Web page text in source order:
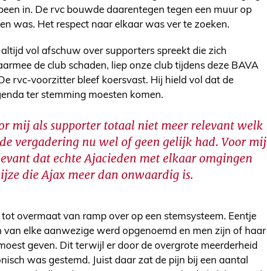
in. De rvc bouwde daarentegen tegen een muur op
was. Het respect naar elkaar was ver te zoeken.
vol afschuw over supporters spreekt die zich
de club schaden, liep onze club tijdens deze BAVA
rvc-voorzitter bleef koersvast. Hij hield vol dat de
ter stemming moesten komen.
mij als supporter totaal niet meer relevant welk
vergadering nu wel of geen gelijk had. Voor mij
dat echte Ajacieden met elkaar omgingen
die Ajax meer dan onwaardig is.
overmaat van ramp over op een stemsysteem. Eentje
elke aanwezige werd opgenoemd en men zijn of haar
geven. Dit terwijl er door de overgrote meerderheid
was gestemd. Juist daar zat de pijn bij een aantal